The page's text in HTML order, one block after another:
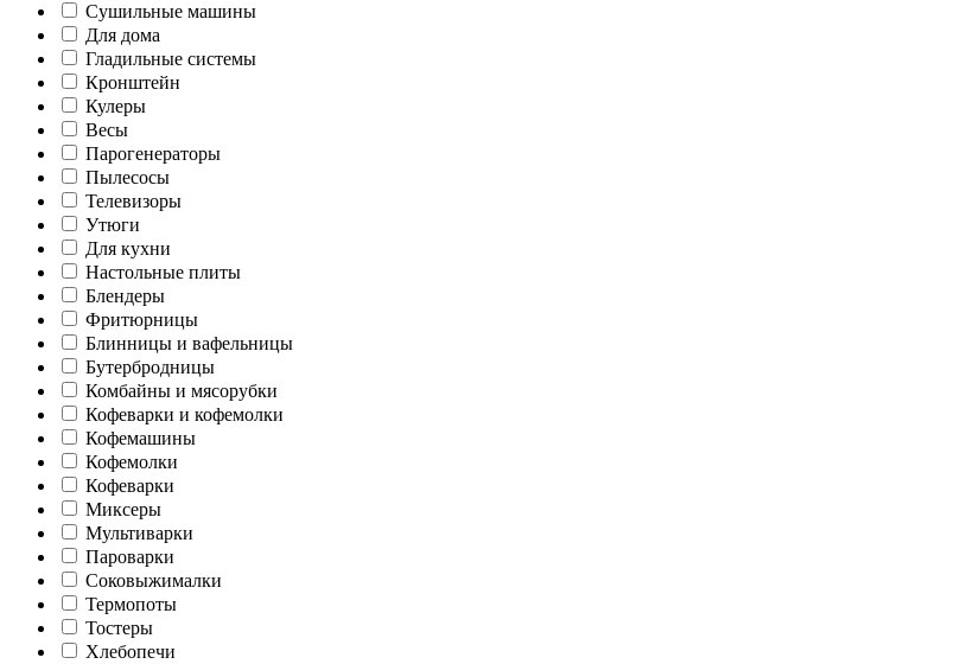
Сушильные машины
Для дома
Гладильные системы
Кронштейн
Кулеры
Весы
Парогенераторы
Пылесосы
Телевизоры
Утюги
Для кухни
Настольные плиты
Блендеры
Фритюрницы
Блинницы и вафельницы
Бутербродницы
Комбайны и мясорубки
Кофеварки и кофемолки
Кофемашины
Кофемолки
Кофеварки
Миксеры
Мультиварки
Пароварки
Соковыжималки
Термопоты
Тостеры
Хлебопечи